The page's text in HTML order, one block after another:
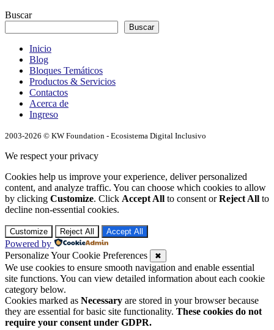
Buscar
Buscar
Inicio
Blog
Bloques Temáticos
Productos & Servicios
Contactos
Acerca de
Ingreso
2003-2026 © KW Foundation - Ecosistema Digital Inclusivo
We respect your privacy
Cookies help us improve your experience, deliver personalized
content, and analyze traffic. You can choose which cookies to allow
by clicking Customize. Click Accept All to consent orReject All to
decline non-essential cookies.
Customize Reject All Accept All
Powered by
Personalize Your Cookie Preferences
✖
We use cookies to ensure smooth navigation and enable essential
site functions. You can view detailed information about each cookie
category below.
Cookies marked as Necessary are stored in your browser because
they are essential for basic site functionality. These cookies do not
require your consent under GDPR.